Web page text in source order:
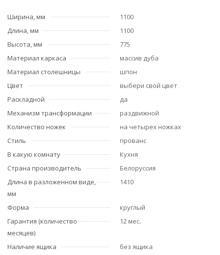
Ширина, мм
1100
Длина, мм
1100
Высота, мм
775
Материал каркаса
массив дуба
Материал столешницы
шпон
Цвет
выбери свой цвет
Раскладной
да
Механизм трансформации
раздвижной
Количество ножек
на четырех ножках
Стиль
прованс
В какую комнату
Кухня
Страна производитель
Белоруссия
Длина в разложенном виде,
мм
1410
Форма
круглый
Гарантия (количество
месяцев)
12 мес.
Наличие ящика
без ящика